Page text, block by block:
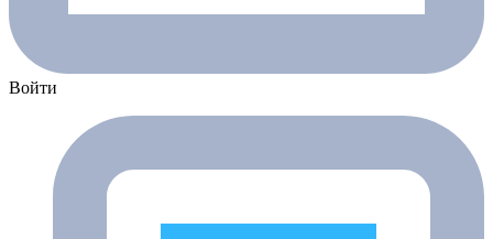
Войти